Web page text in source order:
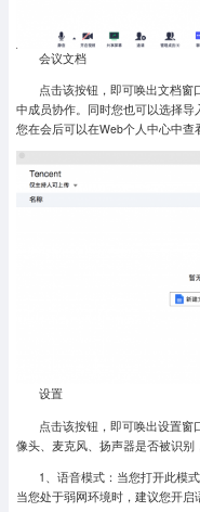
会议文档
点击该按钮，即可唤出文档
中成员协作。同时您也可以选择导
您在会后可以在Web个人中心中查
设置
点击该按钮，即可唤出设置
像头、麦克风、扬声器是否被识
1、语音模式：当您打开此模
当您处于弱网环境时，建议您开启